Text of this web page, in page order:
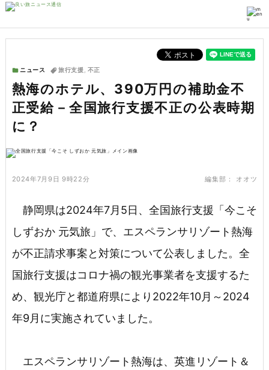
ニュース 旅行支援, 不正
熱海のホテル、390万円の補助金不
正受給－全国旅行支援不正の公表時期
に？
2024年7月9日 9時22分 編集部： オオツ
静岡県は2024年7月5日、全国旅行支援「今こそ
しずおか 元気旅」で、エスペランサリゾート熱海
が不正請求事案と対策について公表しました。全
国旅行支援はコロナ禍の観光事業者を支援するた
め、観光庁と都道府県により2022年10月～2024
年9月に実施されていました。
エスペランサリゾート熱海は、英進リゾート＆